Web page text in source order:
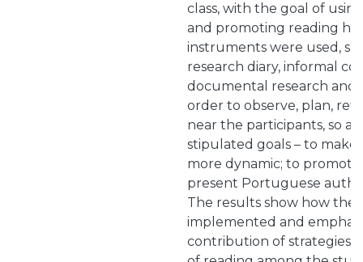
class, with the goal of
and promoting reading
instruments were used,
research diary, informal
documental research and
order to observe, plan,
near the participants, so
stipulated goals – to make
more dynamic; to
present Portuguese
The results show how the
implemented and
contribution of strategies